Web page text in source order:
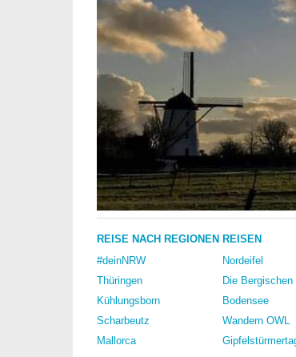
REISE NACH REGIONEN
#deinNRW
Thüringen
Kühlungsborn
Scharbeutz
Mallorca
REISEN
Nordeifel
Die Bergischen
Bodensee
Wandern OWL